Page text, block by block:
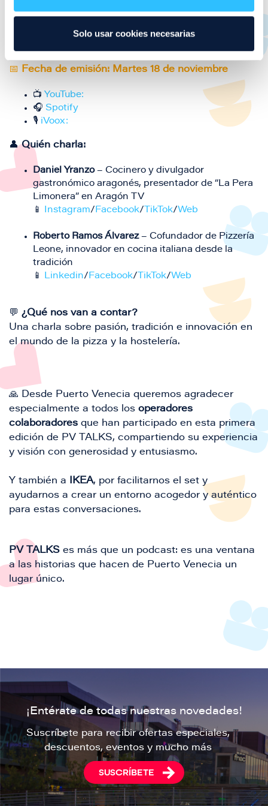
Solo usar cookies necesarias
vitales en el sector de la hostelería.
📅
Fecha de emisión: Martes 18 de noviembre
📺 YouTube:
🎧 Spotify
🎙️ iVoox:
👤Quién charla:
Daniel Yranzo– Cocinero y divulgador
gastronómico aragonés, presentador de “La Pera
Limonera” en Aragón TV
📱
Instagram/ Facebook/ TikTok/ Web
Roberto Ramos Álvarez– Cofundador de Pizzería
Leone, innovador en cocina italiana desde la
tradición
📱
Linkedin/ Facebook/ TikTok/ Web
💬 ¿Qué nos van a contar?
Una charla sobre pasión, tradición e innovación en
el mundo de la pizza y la hostelería.
🙏 Desde Puerto Venecia queremos agradecer
especialmente a todos los operadores
colaboradores que han participado en esta primera
edición de PV TALKS, compartiendo su experiencia
y visión con generosidad y entusiasmo.
Y también a IKEA, por facilitarnos el set y
ayudarnos a crear un entorno acogedor y auténtico
para estas conversaciones.
PV TALKS es más que un podcast: es una ventana
a las historias que hacen de Puerto Venecia un
lugar único.
¡Entérate de todas nuestras novedades!
Suscríbete para recibir ofertas especiales,
descuentos, eventos y mucho más
SUSCRÍBETE